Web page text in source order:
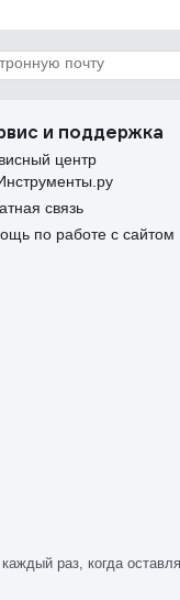
и поддержка
центр
связь
по работе с сайтом
каждый раз, когда